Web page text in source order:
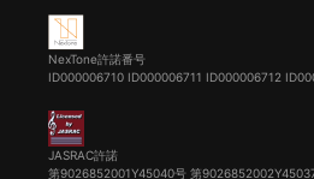
NexTone許諾番号
ID000006710 ID000006711 ID000006712
JASRAC許諾
第9026852001Y45040号 第